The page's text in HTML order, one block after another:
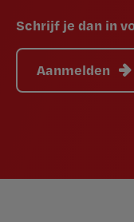
Schrijf je dan in
Aanmelden